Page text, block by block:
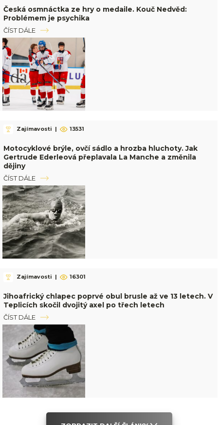
Česká osmnáctka ze hry o medaile. Kouč Nedvěd:
Problémem je psychika
ČÍST DÁLE
Zajímavosti | 13531
Motocyklové brýle, ovčí sádlo a hrozba hluchoty. Jak
Gertrude Ederleová přeplavala La Manche a změnila
dějiny
ČÍST DÁLE
Zajímavosti | 16301
Jihoafrický chlapec poprvé obul brusle až ve 13 letech. V
Teplicích skočil dvojitý axel po třech letech
ČÍST DÁLE